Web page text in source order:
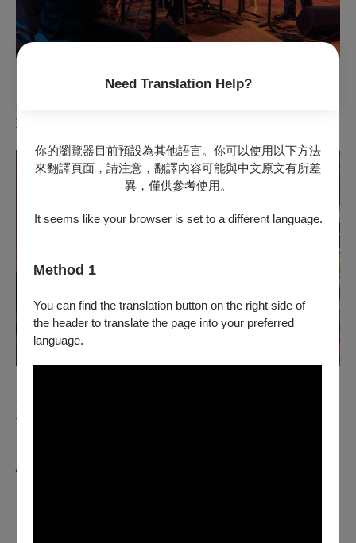
Need Translation Help?
你的瀏覽器目前預設為其他語言。你可以使用以下方法
來翻譯頁面，請注意，翻譯內容可能與中文原文有所差
異，僅供參考使用。
It seems like your browser is set to a different language.
Method 1
You can find the translation button on the right side of
the header to translate the page into your preferred
language.
♞小勇士 ✋現場熱血互動
邀請現場的小勇士們跟著龍馬一起修煉武功招式，協力滾動大
球、並用節奏感十足的擊掌為英雄加油，成為冒險夥伴的一份
子🏹
互動，如介意此互動形式，敬請斟酌購票。
各位小勇士千萬不要錯過，
快來和龍馬一起挑戰重重難關，
成為真正的英雄！